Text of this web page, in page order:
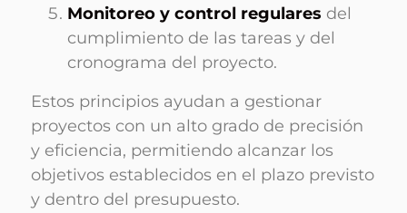
Monitoreo y control regulares del
cumplimiento de las tareas y del
cronograma del proyecto.
Estos principios ayudan a gestionar
proyectos con un alto grado de precisión
y eficiencia, permitiendo alcanzar los
objetivos establecidos en el plazo previsto
y dentro del presupuesto.